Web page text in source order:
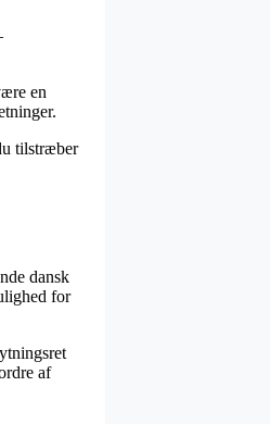
en
tilstræber
dansk
for
af